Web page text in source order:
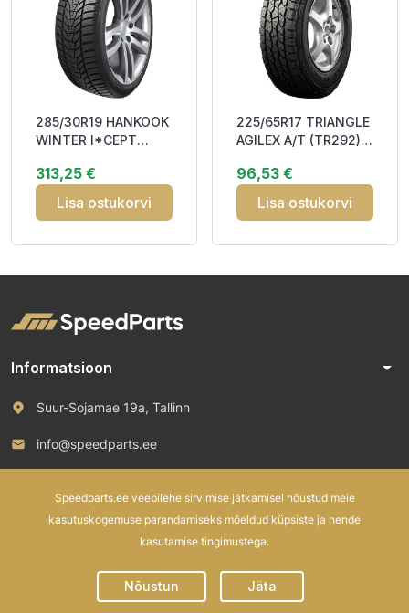
285/30R19 HANKOOK
WINTER I*CEPT
RP Studless D
313,25 €
Lisa ostukorvi
225/65R17 TRIANGLE
AGILEX A/T (TR292)
96,53 €
Lisa ostukorvi
Informatsioon arrow_drop_down
Suur-Sojamae 19a, Tallinn
info@speedparts.ee
Speedparts.ee veebilehe sirvimise jätkamisel nõustud meie
kasutuskogemuse parandamiseks mõeldud küpsiste ja nende
kasutamise tingimustega.
Nõustun Jäta